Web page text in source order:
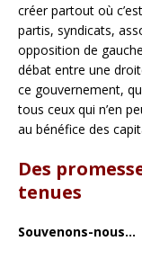
créer partout où
partis, syndicats,
opposition de
débat entre une
ce gouvernement,
tous ceux qui n’en
au bénéfice des
Des
tenues
Souvenons-nous…